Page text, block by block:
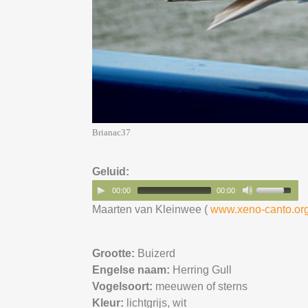
Brianac37
Geluid:
00:00 00:00
Maarten van Kleinwee (www.xeno-
Grootte: Buizerd
Engelse naam: Herring Gull
Vogelsoort: meeuwen of sterns
Kleur: lichtgrijs, wit